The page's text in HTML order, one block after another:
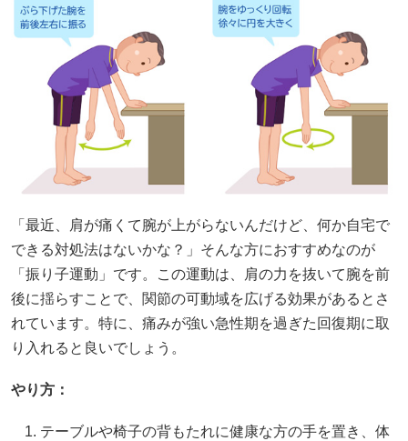
「最近、肩が痛くて腕が上がらないんだけど、何か自宅で
できる対処法はないかな？」そんな方におすすめなのが
「振り子運動」です。この運動は、肩の力を抜いて腕を前
後に揺らすことで、関節の可動域を広げる効果があるとさ
れています。特に、痛みが強い急性期を過ぎた回復期に取
り入れると良いでしょう。
やり方：
テーブルや椅子の背もたれに健康な方の手を置き、体